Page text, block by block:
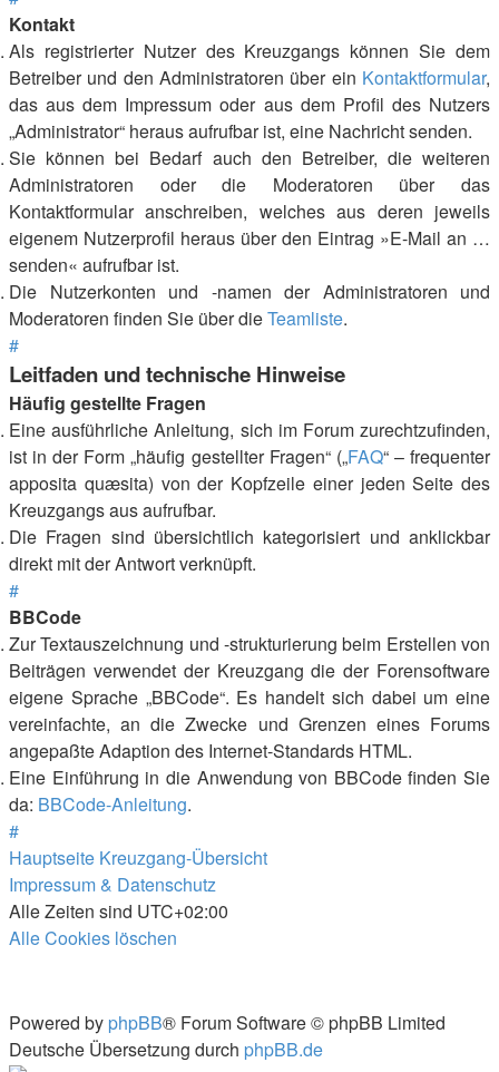
Kontakt
Als registrierter Nutzer des Kreuzgangs können Sie dem
Betreiber und den Administratoren über ein Kontaktformular,
das aus dem Impressum oder aus dem Profil des Nutzers
„Administrator“ heraus aufrufbar ist, eine Nachricht senden.
Sie können bei Bedarf auch den Betreiber, die weiteren
Administratoren oder die Moderatoren über das
Kontaktformular anschreiben, welches aus deren jeweils
eigenem Nutzerprofil heraus über den Eintrag »E-Mail an …
senden« aufrufbar ist.
Die Nutzerkonten und -namen der Administratoren und
Moderatoren finden Sie über dieTeamliste.
#
Leitfaden und technische Hinweise
Häufig gestellte Fragen
Eine ausführliche Anleitung, sich im Forum zurechtzufinden,
ist in der Form „häufig gestellter Fragen“ („FAQ“ – frequenter
apposita quæsita) von der Kopfzeile einer jeden Seite des
Kreuzgangs aus aufrufbar.
Die Fragen sind übersichtlich kategorisiert und anklickbar
direkt mit der Antwort verknüpft.
#
BBCode
Zur Textauszeichnung und -strukturierung beim Erstellen von
Beiträgen verwendet der Kreuzgang die der Forensoftware
eigene Sprache „BBCode“. Es handelt sich dabei um eine
vereinfachte, an die Zwecke und Grenzen eines Forums
angepaßte Adaption des Internet-Standards HTML.
Eine Einführung in die Anwendung von BBCode finden Sie
da: BBCode-Anleitung.
#
Hauptseite Kreuzgang-Übersicht
Impressum & Datenschutz
Alle Zeiten sind UTC+02:00
Alle Cookies löschen
Powered by phpBB® Forum Software © phpBB Limited
Deutsche Übersetzung durch phpBB.de